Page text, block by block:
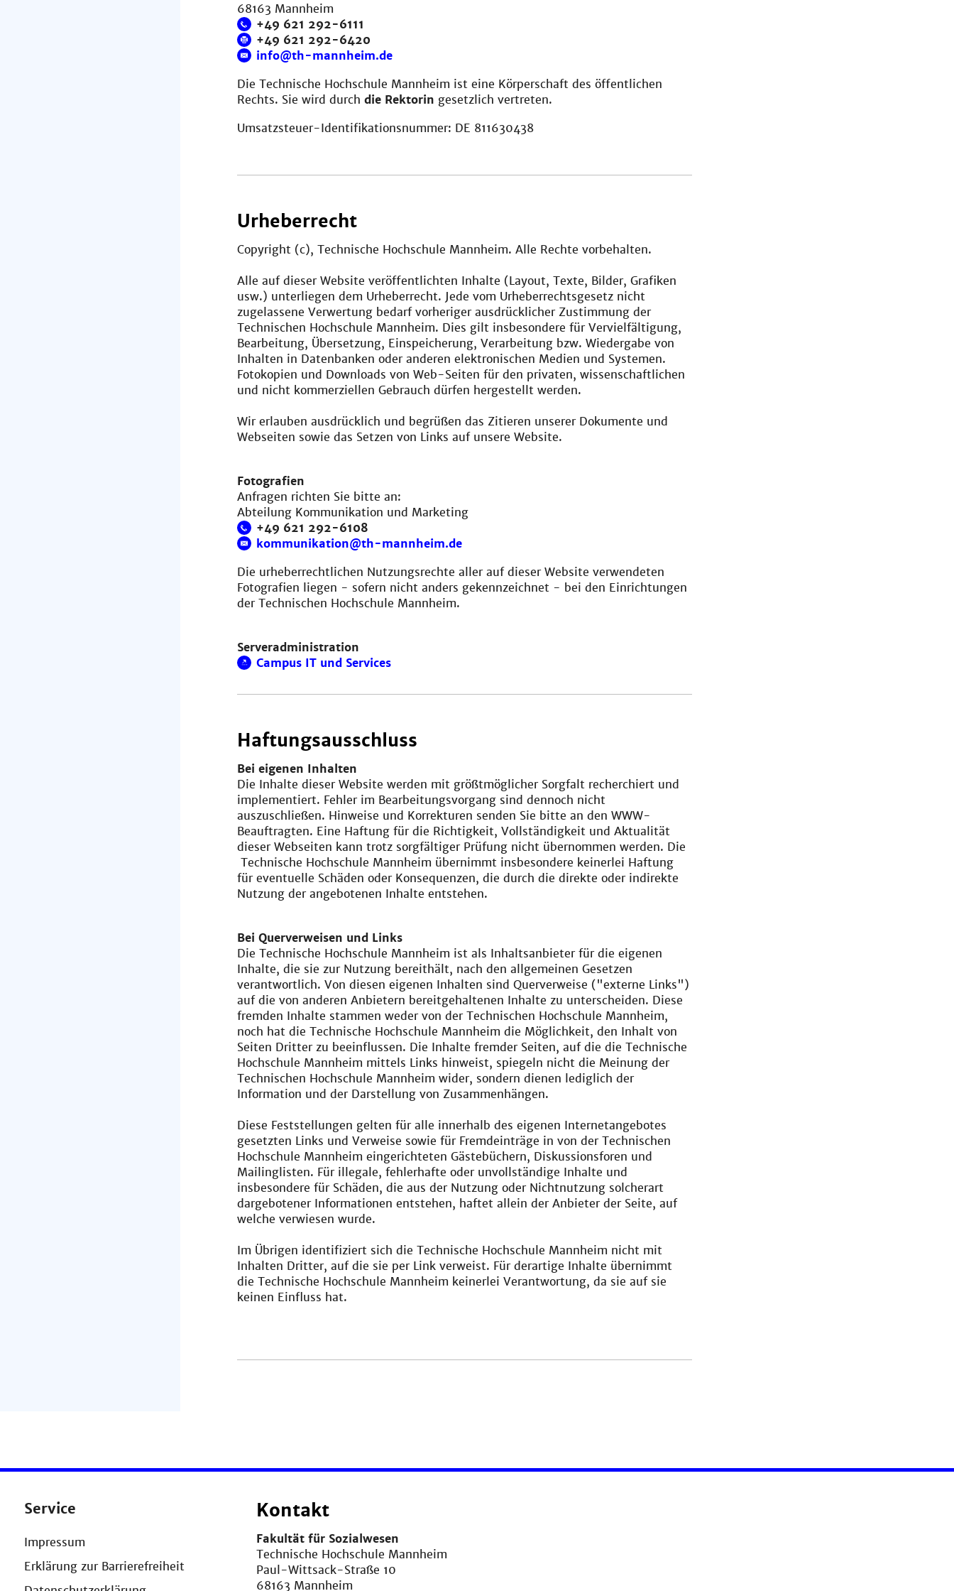
68163 Mannheim
+49 621 292-6111
+49 621 292-6420
info@th-mannheim.de
Die Technische Hochschule Mannheim ist eine Körperschaft des öffentlichen
Rechts. Sie wird durch die Rektorin gesetzlich vertreten.
Umsatzsteuer-Identifikationsnummer: DE 811630438
Urheberrecht
Copyright (c), Technische Hochschule Mannheim. Alle Rechte vorbehalten.
Alle auf dieser Website veröffentlichten Inhalte (Layout, Texte, Bilder, Grafiken
usw.) unterliegen dem Urheberrecht. Jede vom Urheberrechtsgesetz nicht
zugelassene Verwertung bedarf vorheriger ausdrücklicher Zustimmung der
Technischen Hochschule Mannheim. Dies gilt insbesondere für Vervielfältigung,
Bearbeitung, Übersetzung, Einspeicherung, Verarbeitung bzw. Wiedergabe von
Inhalten in Datenbanken oder anderen elektronischen Medien und Systemen.
Fotokopien und Downloads von Web-Seiten für den privaten, wissenschaftlichen
und nicht kommerziellen Gebrauch dürfen hergestellt werden.
Wir erlauben ausdrücklich und begrüßen das Zitieren unserer Dokumente und
Webseiten sowie das Setzen von Links auf unsere Website.
Fotografien
Anfragen richten Sie bitte an:
Abteilung Kommunikation und Marketing
+49 621 292-6108
kommunikation@th-mannheim.de
Die urheberrechtlichen Nutzungsrechte aller auf dieser Website verwendeten
Fotografien liegen - sofern nicht anders gekennzeichnet - bei den Einrichtungen
der Technischen Hochschule Mannheim.
Serveradministration
Campus IT und Services
Haftungsausschluss
Bei eigenen Inhalten
Die Inhalte dieser Website werden mit größtmöglicher Sorgfalt recherchiert und
implementiert. Fehler im Bearbeitungsvorgang sind dennoch nicht
auszuschließen. Hinweise und Korrekturen senden Sie bitte an den WWW-
Beauftragten. Eine Haftung für die Richtigkeit, Vollständigkeit und Aktualität
dieser Webseiten kann trotz sorgfältiger Prüfung nicht übernommen werden. Die
Technische Hochschule Mannheim übernimmt insbesondere keinerlei Haftung
für eventuelle Schäden oder Konsequenzen, die durch die direkte oder indirekte
Nutzung der angebotenen Inhalte entstehen.
Bei Querverweisen und Links
Die Technische Hochschule Mannheim ist als Inhaltsanbieter für die eigenen
Inhalte, die sie zur Nutzung bereithält, nach den allgemeinen Gesetzen
verantwortlich. Von diesen eigenen Inhalten sind Querverweise ("externe Links")
auf die von anderen Anbietern bereitgehaltenen Inhalte zu unterscheiden. Diese
fremden Inhalte stammen weder von der Technischen Hochschule Mannheim,
noch hat die Technische Hochschule Mannheim die Möglichkeit, den Inhalt von
Seiten Dritter zu beeinflussen. Die Inhalte fremder Seiten, auf die die Technische
Hochschule Mannheim mittels Links hinweist, spiegeln nicht die Meinung der
Technischen Hochschule Mannheim wider, sondern dienen lediglich der
Information und der Darstellung von Zusammenhängen.
Diese Feststellungen gelten für alle innerhalb des eigenen Internetangebotes
gesetzten Links und Verweise sowie für Fremdeinträge in von der Technischen
Hochschule Mannheim eingerichteten Gästebüchern, Diskussionsforen und
Mailinglisten. Für illegale, fehlerhafte oder unvollständige Inhalte und
insbesondere für Schäden, die aus der Nutzung oder Nichtnutzung solcherart
dargebotener Informationen entstehen, haftet allein der Anbieter der Seite, auf
welche verwiesen wurde.
Im Übrigen identifiziert sich die Technische Hochschule Mannheim nicht mit
Inhalten Dritter, auf die sie per Link verweist. Für derartige Inhalte übernimmt
die Technische Hochschule Mannheim keinerlei Verantwortung, da sie auf sie
keinen Einfluss hat.
Service
Impressum
Erklärung zur Barrierefreiheit
Kontakt
Fakultät für Sozialwesen
Technische Hochschule Mannheim
Paul-Wittsack-Straße 10
68163 Mannheim